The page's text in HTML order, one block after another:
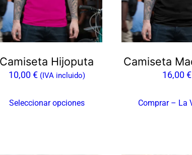
Camiseta Hijoputa
10,00€ (IVA incluido)
Seleccionar opciones
Camiseta
16,00€
Comprar – La